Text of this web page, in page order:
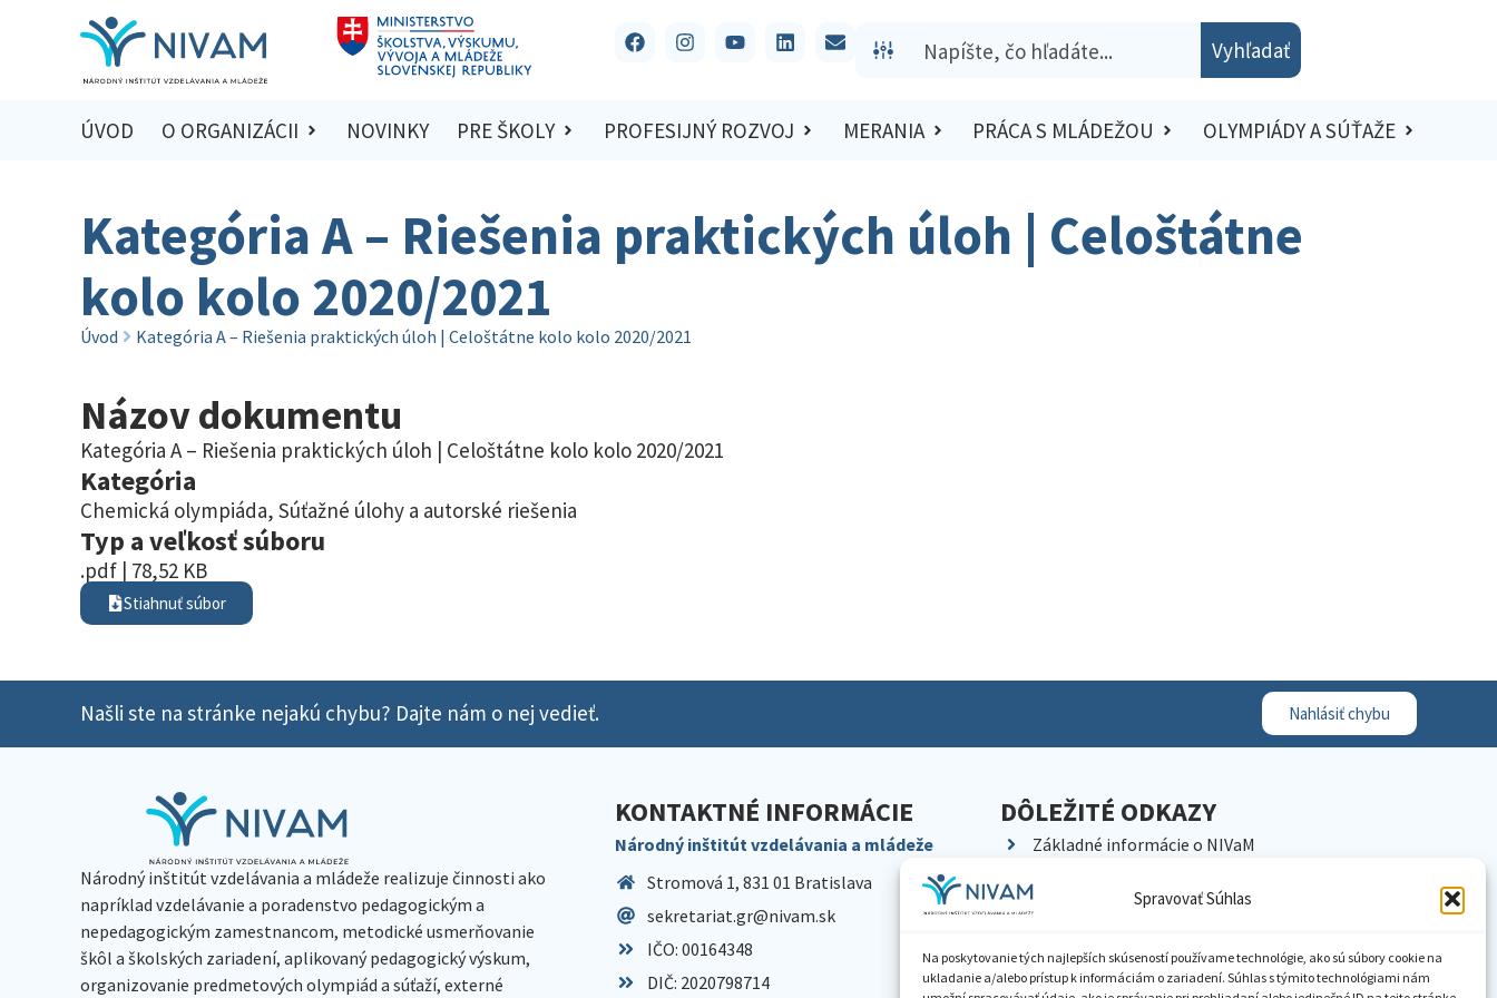
Spravovať Súhlas
Na poskytovanie tých najlepších skúseností používame technológie, ako sú súbory cookie na
ukladanie a/alebo prístup k informáciám o zariadení. Súhlas s týmito technológiami nám
Vyhľadať
ÚVOD O ORGANIZÁCII NOVINKY PRE ŠKOLY PROFESIJNÝ ROZVOJ MERANIA PRÁCA S MLÁDEŽOU OLYMPIÁDY A SÚŤAŽE
Kategória A – Riešenia praktických úloh | Celoštátne
kolo kolo 2020/2021
Úvod Kategória A – Riešenia praktických úloh | Celoštátne kolo kolo 2020/2021
Názov dokumentu
Kategória A – Riešenia praktických úloh | Celoštátne kolo kolo 2020/2021
Kategória
Chemická olympiáda, Súťažné úlohy a autorské riešenia
Typ a veľkosť súboru
.pdf | 78,52 KB
Stiahnuť súbor
Našli ste na stránke nejakú chybu? Dajte nám o nej vedieť. Nahlásiť chybu
Národný inštitút vzdelávania a mládeže realizuje činnosti ako
napríklad vzdelávanie a poradenstvo pedagogickým a
nepedagogickým zamestnancom, metodické usmerňovanie
škôl a školských zariadení, aplikovaný pedagogický výskum,
organizovanie predmetových olympiád a súťaží, externé
KONTAKTNÉ INFORMÁCIE
Národný inštitút vzdelávania a mládeže
Stromová 1, 831 01 Bratislava
sekretariat.gr@nivam.sk
IČO: 00164348
DIČ: 2020798714
DÔLEŽITÉ ODKAZY
Základné informácie o NIVaM
Kariéra
Pracoviská NIVaM